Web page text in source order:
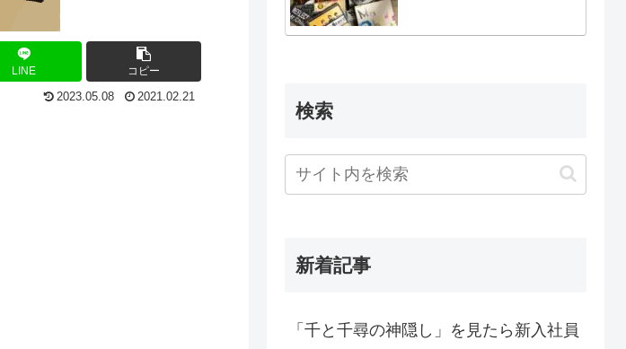
LINE コピー
2023.05.08 2021.02.21
検索
新着記事
「千と千尋の神隠し」を見たら新入社員